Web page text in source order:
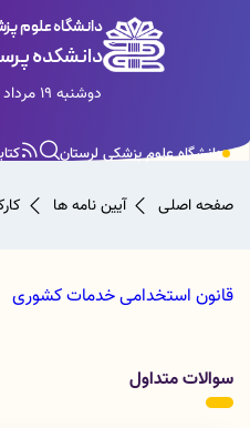
دانشگاه علوم
دانشکده
دوشنبه 19 مرداد 1405
دانشگاه علوم پزشکی لرستان
صفحه اصلی آیین نامه ها
قانون استخدامی خدمات کشوری
سوالات متداول